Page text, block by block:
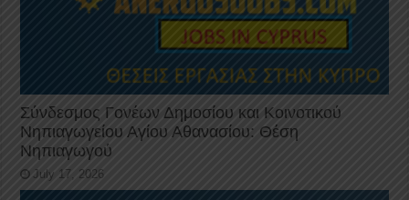
Σύνδεσμος Γονέων Δημοσίου και Κοινοτικού
Νηπιαγωγείου Αγίου Αθανασίου: Θέση
Νηπιαγωγού
July 17, 2026